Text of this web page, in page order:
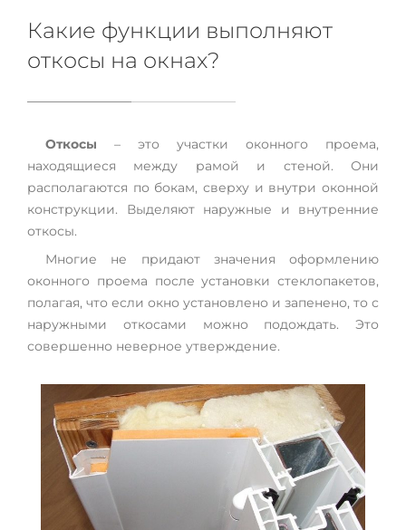
Какие функции выполняют
откосы на окнах?
Откосы – это участки оконного проема,
находящиеся между рамой и стеной. Они
располагаются по бокам, сверху и внутри оконной
конструкции. Выделяют наружные и внутренние
откосы.
Многие не придают значения оформлению
оконного проема после установки стеклопакетов,
полагая, что если окно установлено и запенено, то с
наружными откосами можно подождать. Это
совершенно неверное утверждение.